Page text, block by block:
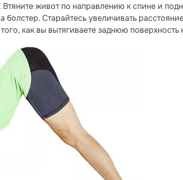
живот по направлению к спине и
Старайтесь увеличивать
как вы вытягиваете заднюю поверхность